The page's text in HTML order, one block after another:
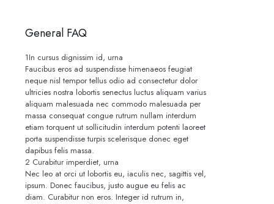
General FAQ
1In cursus dignissim id, urna
Faucibus eros ad suspendisse himenaeos feugiat
neque nisl tempor tellus odio ad consectetur dolor
ultricies nostra lobortis senectus luctus aliquam varius
aliquam malesuada nec commodo malesuada per
massa consequat congue rutrum nullam interdum
etiam torquent ut sollicitudin interdum potenti laoreet
porta suspendisse turpis scelerisque donec eget
dapibus felis massa.
2 Curabitur imperdiet, urna
Nec leo at orci ut lobortis eu, iaculis nec, sagittis vel,
ipsum. Donec faucibus, justo augue eu felis ac
diam. Curabitur non eros. Integer id rutrum in,